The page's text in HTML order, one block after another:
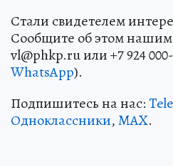
Стали свидетелем
Сообщите об этом
vl@phkp.ru или +7 924
WhatsApp).
Подпишитесь на нас:
Одноклассники,MAX.